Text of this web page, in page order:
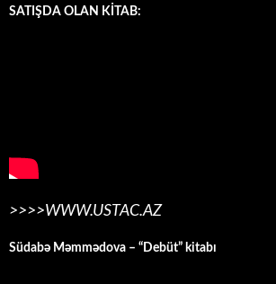
SATIŞDA OLAN KİTAB:
>>>>WWW.USTAC.AZ
Südabə Məmmədova – “Debüt” kitabı